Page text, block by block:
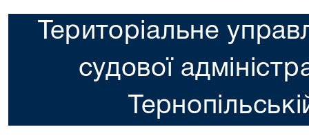
Територіальне
судової